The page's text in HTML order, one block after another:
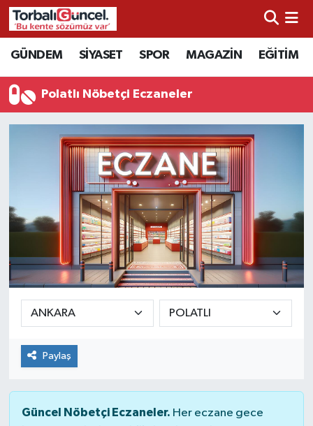
GÜNDEM SİYASET SPOR MAGAZİN EĞİTİM
Polatlı Nöbetçi Eczaneler
Paylaş
Güncel Nöbetçi Eczaneler. Her eczane gece
İzmir Nöbetçi Eczaneler
İzmir Hava Durumu
İzmir Namaz Vakitleri
İzmir Trafik Yoğunluk Haritası
Süper Lig Puan Durumu ve Fikstür
Tüm Manşetler
Son Dakika Haberleri
Haber Arşivi